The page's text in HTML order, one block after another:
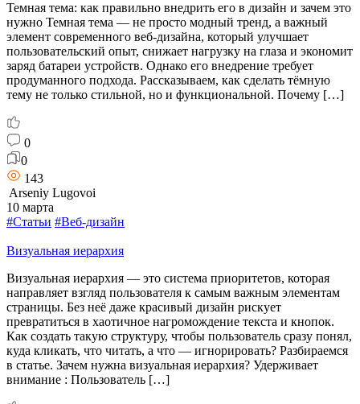
Темная тема: как правильно внедрить его в дизайн и зачем это
нужно Темная тема — не просто модный тренд, а важный
элемент современного веб-дизайна, который улучшает
пользовательский опыт, снижает нагрузку на глаза и экономит
заряд батареи устройств. Однако его внедрение требует
продуманного подхода. Рассказываем, как сделать тёмную
тему не только стильной, но и функциональной. Почему […]
0
0
143
Arseniy Lugovoi
10 марта
#Статьи #Веб-дизайн
Визуальная иерархия
Визуальная иерархия — это система приоритетов, которая
направляет взгляд пользователя к самым важным элементам
страницы. Без неё даже красивый дизайн рискует
превратиться в хаотичное нагромождение текста и кнопок.
Как создать такую структуру, чтобы пользователь сразу понял,
куда кликать, что читать, а что — игнорировать? Разбираемся
в статье. Зачем нужна визуальная иерархия? Удерживает
внимание : Пользователь […]